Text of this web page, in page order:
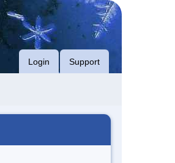
Login Support